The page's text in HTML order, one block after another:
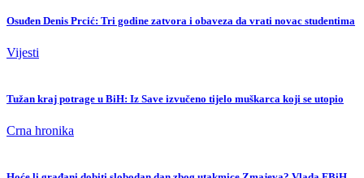
Osuđen Denis Prcić: Tri godine zatvora i obaveza da vrati novac studentima
Vijesti
Tužan kraj potrage u BiH: Iz Save izvučeno tijelo muškarca koji se utopio
Crna hronika